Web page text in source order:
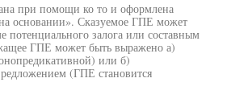
при помощи ко то и оформлена
основании». Сказуемое ГПЕ может
потенциального залога или составным
ГПЕ может быть выражено а)
или б)
(ГПЕ становится